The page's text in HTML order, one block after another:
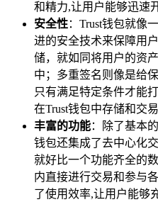
和精力,让用户能够迅速
安全性：Trust钱包就像
进的安全技术来保障用
储，就如同将用户的资
中；多重签名则像是给
只有满足特定条件才能
在Trust钱包中存储和交易
丰富的功能：除了基本
钱包还集成了去中心化
就好比一个功能齐全的
内直接进行交易和参与
了使用效率,让用户能够